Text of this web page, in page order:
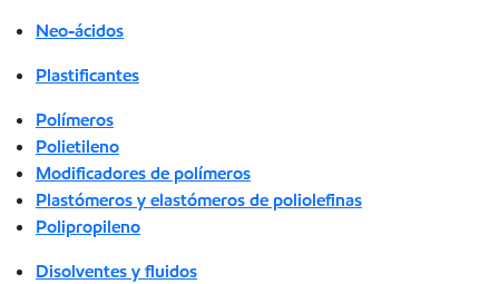
Neo-ácidos
Plastificantes
Polímeros
Polietileno
Modificadores de polímeros
Plastómeros y elastómeros de poliolefinas
Polipropileno
Disolventes y fluidos